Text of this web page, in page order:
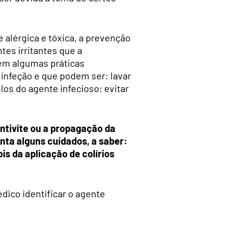
e tóxica, a prevenção
irritantes que a
algumas práticas
e que podem ser: lavar
do agente infecioso; evitar
ou a propagação da
alguns cuidados, a saber:
da aplicação de colírios
identificar o agente